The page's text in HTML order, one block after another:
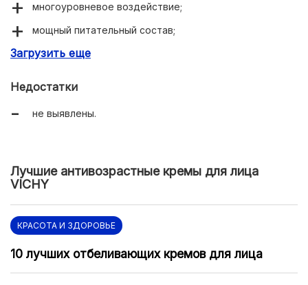
многоуровневое воздействие;
мощный питательный состав;
уменьшение признаков увядания кожи;
Загрузить еще
Недостатки
не выявлены.
Лучшие антивозрастные кремы для лица
VICHY
КРАСОТА И ЗДОРОВЬЕ
10 лучших отбеливающих кремов для лица